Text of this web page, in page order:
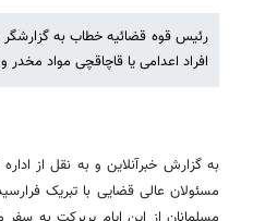
رئیس قوه قضائیه خطاب به گزارشگر
افراد اعدامی یا قاچاقچی مواد
به گزارش خبرآنلاین و به نقل از
مسئولان عالی قضایی با تبریک